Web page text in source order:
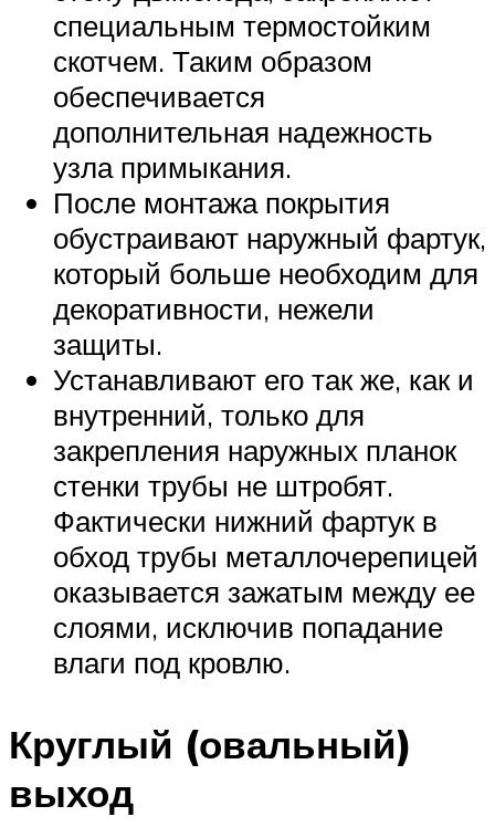
специальным термостойким
скотчем. Таким образом
обеспечивается
дополнительная надежность
узла примыкания.
После монтажа покрытия
обустраивают наружный фартук,
который больше необходим для
декоративности, нежели
защиты.
Устанавливают его так же, как и
внутренний, только для
закрепления наружных планок
стенки трубы не штробят.
Фактически нижний фартук в
обход трубы металлочерепицей
оказывается зажатым между ее
слоями, исключив попадание
влаги под кровлю.
Круглый (овальный)
выход